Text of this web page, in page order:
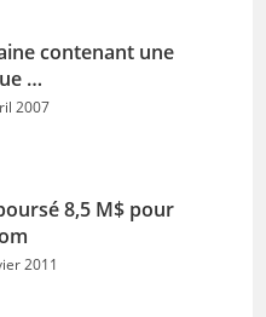
contenant une
…
2007
8,5 M$ pour
2011